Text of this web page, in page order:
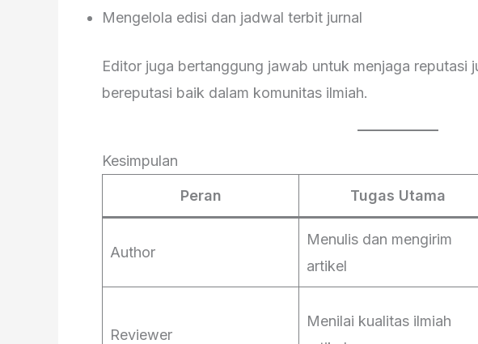
Mengelola edisi dan jadwal terbit jurnal
Editor juga bertanggung jawab untuk menjaga reputasi
bereputasi baik dalam komunitas ilmiah.
Kesimpulan
Peran Tugas Utama
Author
Menulis dan mengirim
artikel
Reviewer
Menilai kualitas ilmiah